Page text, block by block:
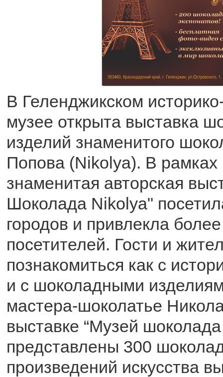
В Геленджикском
музее открыта выставка
изделий знаменитого
Попова (Nikolya). В рамках
знаменитая авторская
Шоколада Nikolya"
городов и привлекла
посетителей. Гости и
познакомиться как с
и с шоколадными
мастера-шоколатье
выставке “Музей
представлены 300
произведений искусства